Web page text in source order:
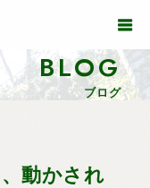
BLOG
ブログ
動かされ